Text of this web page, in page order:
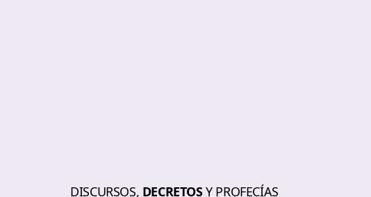
DISCURSOS, DECRETOSY PROFECÍAS